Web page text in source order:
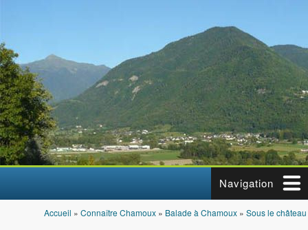
Navigation
Vous êtes ici
Accueil » Connaître Chamoux » Balade à Chamoux » Sous le château